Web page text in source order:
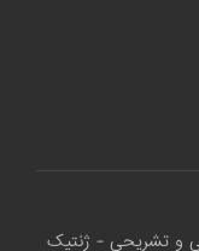
و تشریحی - ژنتیک